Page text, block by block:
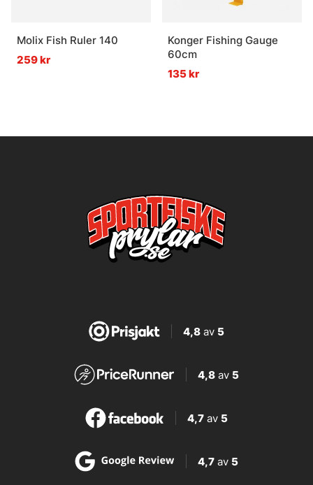
Molix Fish Ruler 140
259 kr
Konger Fishing Gauge
60cm
135 kr
4,8av 5
4,8 av 5
4,7 av 5
4,7 av 5